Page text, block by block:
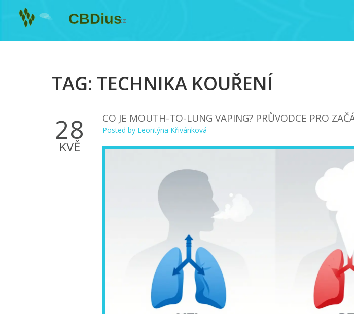
TAG: TECHNIKA KOUŘENÍ
28
KVĚ
CO JE MOUTH-TO-LUNG VAPING? PRŮVODCE PRO
Posted by Leontýna Křivánková